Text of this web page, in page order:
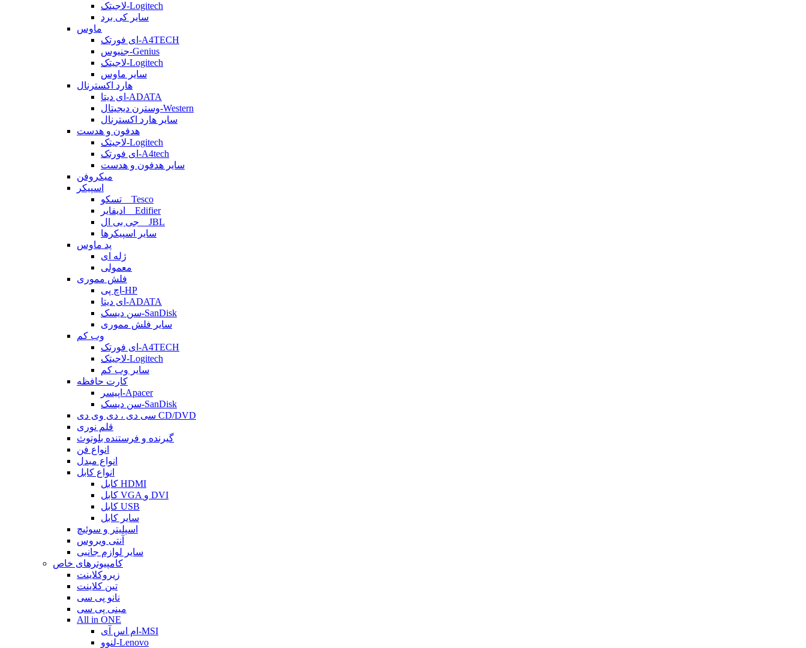
لاجیتک-Logitech
سایر کی برد
ماوس
ای فورتک-A4TECH
جنیوس-Genius
لاجیتک-Logitech
سایر ماوس
هارد اکسترنال
ای دیتا-ADATA
وسترن دیجیتال-Western
سایر هارد اکسترنال
هدفون و هدست
لاجیتک-Logitech
ای فورتک-A4tech
سایر هدفون و هدست
میکروفن
اسپیکر
تسکو _ Tesco
ادیفایر _ Edifier
جی بی ال _ JBL
سایر اسپیکرها
پد ماوس
ژله ای
معمولی
فلش مموری
اچ پی-HP
ای دیتا-ADATA
سن دیسک-SanDisk
سایر فلش مموری
وب کم
ای فورتک-A4TECH
لاجیتک-Logitech
سایر وب کم
کارت حافظه
اپیسر-Apacer
سن دیسک-SanDisk
سی دی ، دی وی دی CD/DVD
قلم نوری
گیرنده و فرستنده بلوتوث
انواع فن
انواع مبدل
انواع کابل
کابل HDMI
کابل VGA و DVI
کابل USB
سایر کابل
اسپلیتر و سوئیچ
آنتی ویروس
سایر لوازم جانبی
کامپیوترهای خاص
زیروکلاینت
تین کلاینت
نانو پی سی
مینی پی سی
All in ONE
ام اس آی-MSI
لنوو-Lenovo